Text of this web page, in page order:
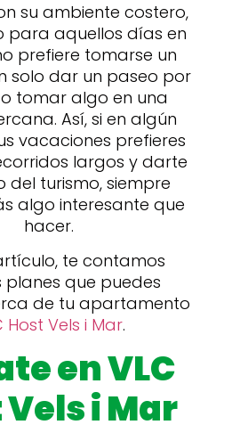
su ambiente costero,
para aquellos días en
prefiere tomarse un
solo dar un paseo por
tomar algo en una
Así, si en algún
vacaciones prefieres
largos y darte
del turismo, siempre
algo interesante que
hacer.
te contamos
planes que puedes
de tu apartamento
Host Vels i Mar.
en VLC
i Mar